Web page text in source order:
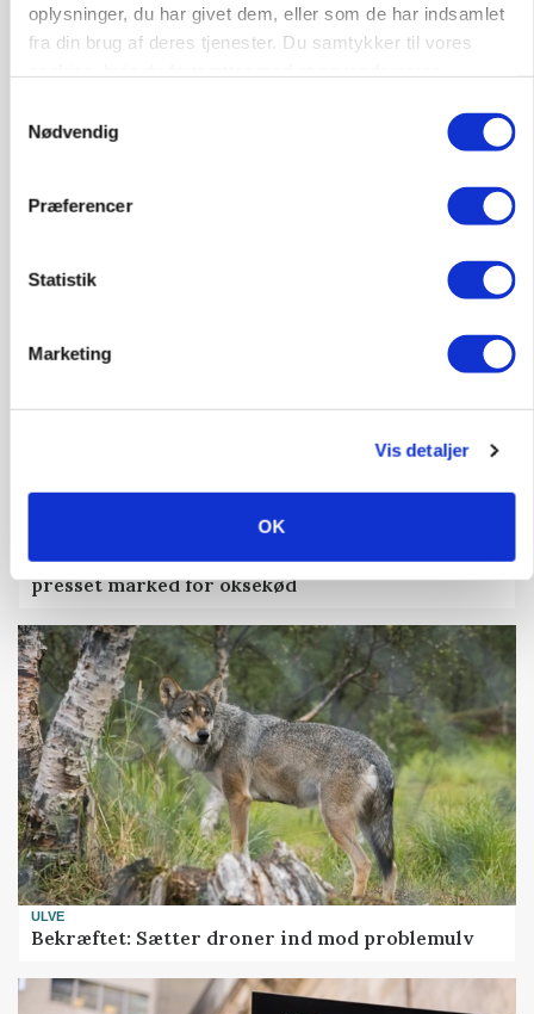
oplysninger, du har givet dem, eller som de har indsamlet
fra din brug af deres tjenester. Du samtykker til vores
Nødvendig
Præferencer
Statistik
Marketing
Vis detaljer
OK
Annonce
PLANTER
skadedyrsrisici
Uændret notering: Spæde lyspunkter i fortsat
presset marked for oksekød
ULVE
Bekræftet: Sætter droner ind mod problemulv